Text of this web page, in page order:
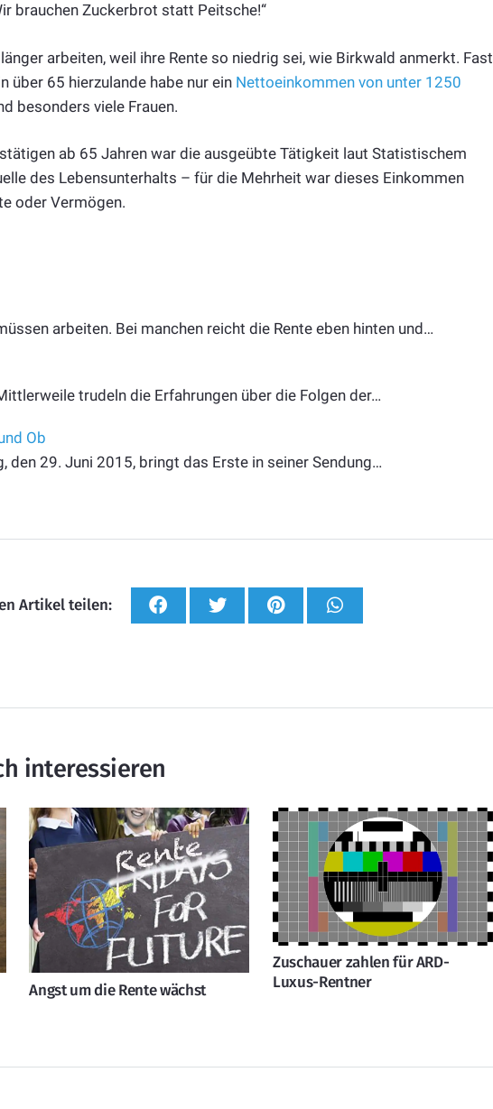
brauchen Zuckerbrot statt Peitsche!“
arbeiten, weil ihre Rente so niedrig sei, wie Birkwald anmerkt. Fast
über 65 hierzulande habe nur ein Nettoeinkommen von unter 1250
besonders viele Frauen.
ab 65 Jahren war die ausgeübte Tätigkeit laut Statistischem
des Lebensunterhalts – für die Mehrheit war dieses Einkommen
oder Vermögen.
arbeiten. Bei manchen reicht die Rente eben hinten und…
trudeln die Erfahrungen über die Folgen der…
Ob
den 29. Juni 2015, bringt das Erste in seiner Sendung…
Artikel teilen:
interessieren
Angst um die Rente wächst
Zuschauer zahlen für ARD-
Luxus-Rentner